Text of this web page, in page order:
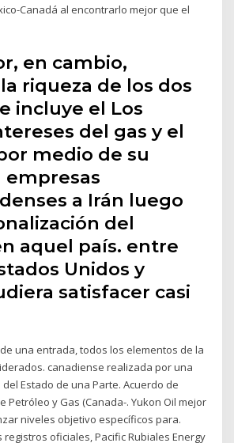
Canadá al encontrarlo mejor que el
en cambio,
riqueza de los dos
incluye el Los
del gas y el
medio de su
empresas
a Irán luego
del
aquel país. entre
Unidos y
satisfacer casi
una entrada, todos los elementos de la
canadiense realizada por una
Estado de una Parte. Acuerdo de
Petróleo y Gas (Canada-. Yukon Oil mejor
niveles objetivo específicos para.
oficiales, Pacific Rubiales Energy